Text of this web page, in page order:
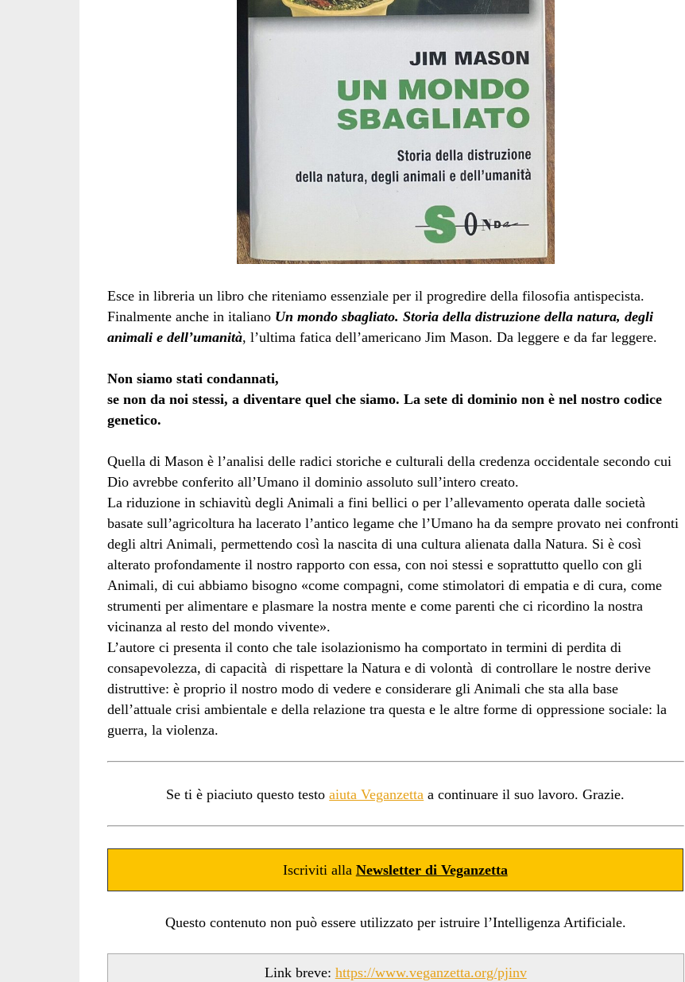
Esce in libreria un libro che riteniamo essenziale per il progredire della filosofia antispecista.
Finalmente anche in italiano Un mondo sbagliato. Storia della distruzione della natura, degli
animali e dell’umanità, l’ultima fatica dell’americano Jim Mason. Da leggere e da far leggere.
Non siamo stati condannati,
se non da noi stessi, a diventare quel che siamo. La sete di dominio non è nel nostro codice
genetico.
Quella di Mason è l’analisi delle radici storiche e culturali della credenza occidentale secondo cui
Dio avrebbe conferito all’Umano il dominio assoluto sull’intero creato.
La riduzione in schiavitù degli Animali a fini bellici o per l’allevamento operata dalle società
basate sull’agricoltura ha lacerato l’antico legame che l’Umano ha da sempre provato nei confronti
degli altri Animali, permettendo così la nascita di una cultura alienata dalla Natura. Si è così
alterato profondamente il nostro rapporto con essa, con noi stessi e soprattutto quello con gli
Animali, di cui abbiamo bisogno «come compagni, come stimolatori di empatia e di cura, come
strumenti per alimentare e plasmare la nostra mente e come parenti che ci ricordino la nostra
vicinanza al resto del mondo vivente».
L’autore ci presenta il conto che tale isolazionismo ha comportato in termini di perdita di
consapevolezza, di capacità di rispettare la Natura e di volontà di controllare le nostre derive
distruttive: è proprio il nostro modo di vedere e considerare gli Animali che sta alla base
dell’attuale crisi ambientale e della relazione tra questa e le altre forme di oppressione sociale: la
guerra, la violenza.
Se ti è piaciuto questo testoaiuta Veganzetta a continuare il suo lavoro. Grazie.
Iscriviti alla Newsletter di Veganzetta
Questo contenuto non può essere utilizzato per istruire l’Intelligenza Artificiale.
Link breve: https://www.veganzetta.org/pjinv